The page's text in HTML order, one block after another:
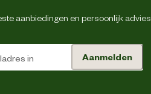
marktdeelnemer naam
marktdeelnemer postadres
aanbiedingen en persoonlijk advies.
Aanmelden